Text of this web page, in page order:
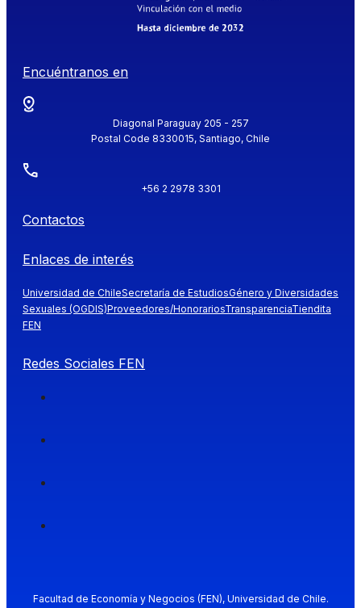
Encuéntranos en
Diagonal Paraguay 205 - 257
Postal Code 8330015, Santiago, Chile
+56 2 2978 3301
Contactos
Enlaces de interés
Universidad de ChileSecretaría de EstudiosGénero y Diversidades
Sexuales (OGDIS)Proveedores/HonorariosTransparenciaTiendita
FEN
Redes Sociales FEN
Facultad de Economía y Negocios (FEN), Universidad de Chile.